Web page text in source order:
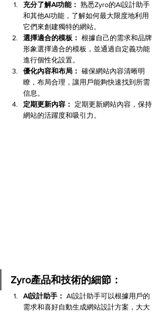
充分了解AI功能： 熟悉Zyro的AI設計助手
和其他AI功能，了解如何最大限度地利用
它們來創建獨特的網站。
選擇適合的模板： 根據自己的需求和品牌
形象選擇適合的模板，並通過自定義功能
進行個性化設置。
優化內容和布局： 確保網站內容清晰明
瞭，布局合理，讓用戶能夠快速找到所需
信息。
定期更新內容：
定期更新網站內容，保持
網站的活躍度和吸引力。
Zyro產品和技術的細節：
AI設計助手： AI設計助手可以根據用戶的
需求和喜好自動生成網站設計方案，大大